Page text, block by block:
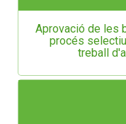
Aprovació de les
procés
treball